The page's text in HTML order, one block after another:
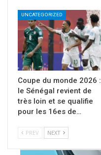
UNCATEGORIZED
Coupe du monde 2026 :
le Sénégal revient de
très loin et se qualifie
pour les 16es de…
PREV NEXT